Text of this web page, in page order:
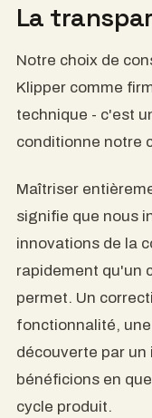
La
Notre choix de
Klipper comme
technique - c'est
conditionne notre
Maîtriser
signifie que nous
innovations de la
rapidement qu'un
permet. Un
fonctionnalité,
découverte par un
bénéficions en
cycle produit.